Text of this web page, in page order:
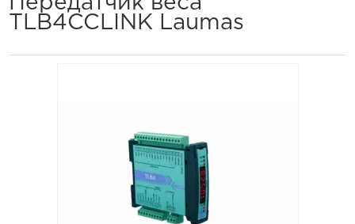
TLB4CCLINK Laumas